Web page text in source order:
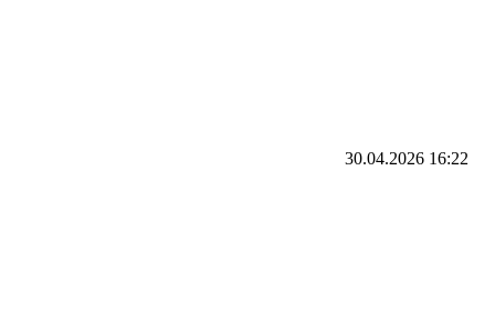
30.04.2026 16:22